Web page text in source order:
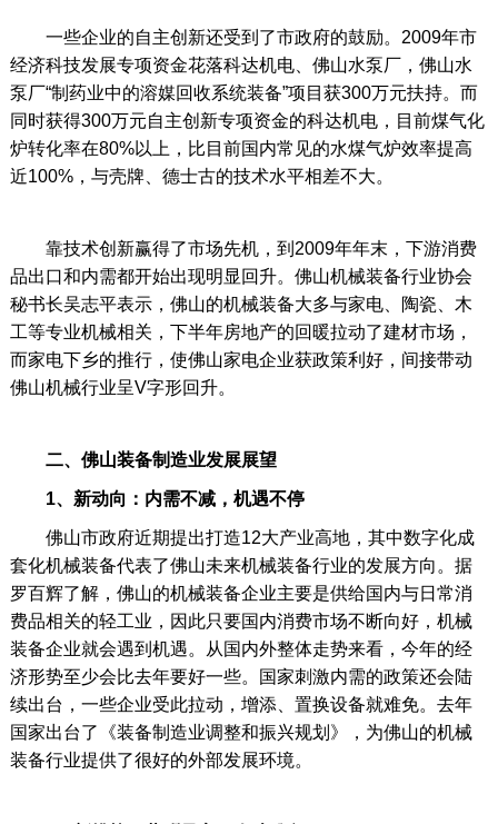
一些企业的自主创新还受到了市政府的鼓励。2009年市
经济科技发展专项资金花落科达机电、佛山水泵厂，佛山水
泵厂“制药业中的溶媒回收系统装备”项目获300万元扶持。而
同时获得300万元自主创新专项资金的科达机电，目前煤气化
炉转化率在80%以上，比目前国内常见的水煤气炉效率提高
近100%，与壳牌、德士古的技术水平相差不大。
靠技术创新赢得了市场先机，到2009年年末，下游消费
品出口和内需都开始出现明显回升。佛山机械装备行业协会
秘书长吴志平表示，佛山的机械装备大多与家电、陶瓷、木
工等专业机械相关，下半年房地产的回暖拉动了建材市场，
而家电下乡的推行，使佛山家电企业获政策利好，间接带动
佛山机械行业呈V字形回升。
二、佛山装备制造业发展展望
1、新动向：内需不减，机遇不停
佛山市政府近期提出打造12大产业高地，其中数字化成
套化机械装备代表了佛山未来机械装备行业的发展方向。据
罗百辉了解，佛山的机械装备企业主要是供给国内与日常消
费品相关的轻工业，因此只要国内消费市场不断向好，机械
装备企业就会遇到机遇。从国内外整体走势来看，今年的经
济形势至少会比去年要好一些。国家刺激内需的政策还会陆
续出台，一些企业受此拉动，增添、置换设备就难免。去年
国家出台了《装备制造业调整和振兴规划》，为佛山的机械
装备行业提供了很好的外部发展环境。